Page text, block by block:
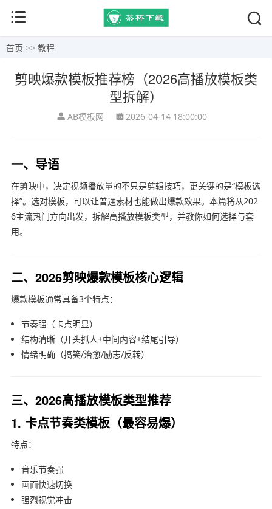
首页 >> 教程
剪映爆款模板推荐榜（2026高播放模板类
型拆解）
AB模板网 2026-04-14 18:00:00
一、导语
在剪映中，决定视频播放量的不只是剪辑技巧，更关键的是“模板选
择”。选对模板，可以让普通素材也能做出爆款效果。本篇将从202
6主流热门方向出发，拆解高播放模板类型，并教你如何选择与套
用。
二、2026剪映爆款模板核心逻辑
爆款模板通常具备3个特点：
节奏强（卡点明显）
结构清晰（开头抓人+中间内容+结尾引导）
情绪明确（搞笑/治愈/励志/反转）
三、2026高播放模板类型推荐
1. 卡点节奏类模板（最容易爆）
特点：
音乐节奏强
画面快速切换
强烈视觉冲击